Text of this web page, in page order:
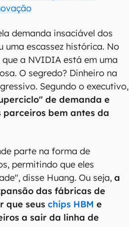
demanda insaciável dos
uma escassez histórica. No
a NVIDIA está em uma
O segredo? Dinheiro na
Segundo o executivo,
de demanda e
parceiros bem antes da
parte na forma de
permitindo que eles
disse Huang. Ou seja,a
das fábricas de
que seuschips HBM e
a sair da linha de